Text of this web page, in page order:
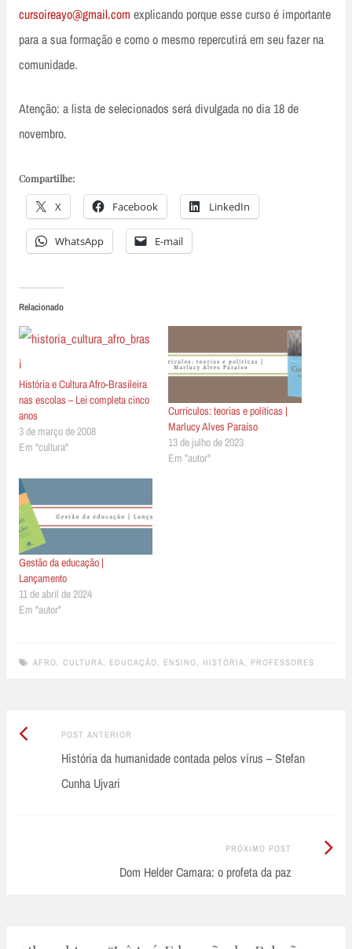
cursoireayo@gmail.com explicando porque esse curso é importante
para a sua formação e como o mesmo repercutirá em seu fazer na
comunidade.
Atenção: a lista de selecionados será divulgada no dia 18 de
novembro.
Compartilhe:
X Facebook LinkedIn
WhatsApp E-mail
Relacionado
História e Cultura Afro-Brasileira
nas escolas – Lei completa cinco
anos
3 de março de 2008
Em "cultura"
Currículos: teorias e políticas |
Marlucy Alves Paraíso
13 de julho de 2023
Em "autor"
Gestão da educação |
Lançamento
11 de abril de 2024
Em "autor"
AFRO, CULTURA, EDUCAÇÃO, ENSINO, HISTÓRIA, PROFESSORES
Post
navigation
POST ANTERIOR
Anterior:
História da humanidade contada pelos vírus – Stefan
Cunha Ujvari
PRÓXIMO POST
Dom Helder Camara: o profeta da paz
Próximo